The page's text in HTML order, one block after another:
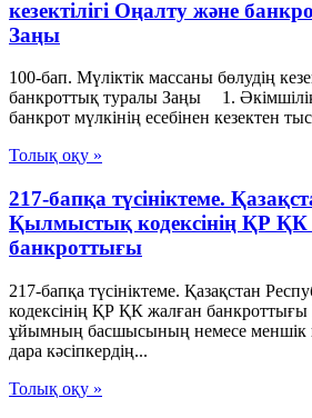
кезектілігі Оңалту және
Заңы
100-бап. Мүліктік массаны бөлудің
банкроттық туралы Заңы 1.
банкрот мүлкiнің есебiнен кезектен
Толық оқу »
217-бапқа түсініктеме.
Қылмыстық кодексінің ҚР ҚК
банкроттығы
217-бапқа түсініктеме. Қазақстан
кодексінің ҚР ҚК жалған
ұйымның басшысының немесе меншік
дара кәсіпкердің...
Толық оқу »